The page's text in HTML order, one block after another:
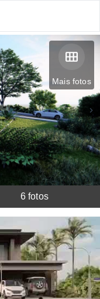
Mais fotos
6 fotos